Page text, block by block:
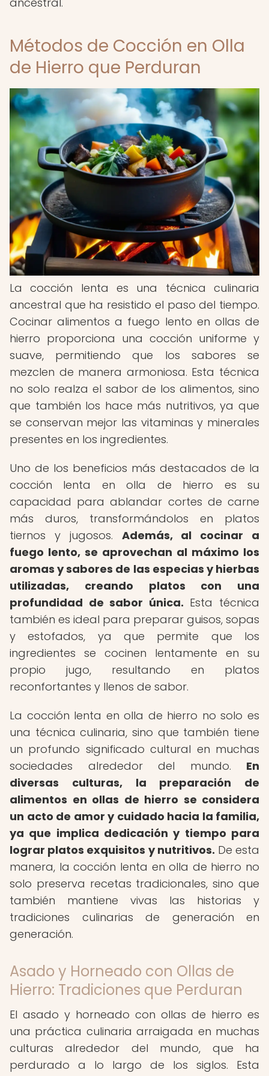
Métodos de Cocción en Olla
de Hierro que Perduran
La cocción lenta es una técnica culinaria
ancestral que ha resistido el paso del tiempo.
Cocinar alimentos a fuego lento en ollas de
hierro proporciona una cocción uniforme y
suave, permitiendo que los sabores se
mezclen de manera armoniosa. Esta técnica
no solo realza el sabor de los alimentos, sino
que también los hace más nutritivos, ya que
se conservan mejor las vitaminas y minerales
presentes en los ingredientes.
Uno de los beneficios más destacados de la
cocción lenta en olla de hierro es su
capacidad para ablandar cortes de carne
más duros, transformándolos en platos
tiernos y jugosos. Además, al cocinar a
fuego lento, se aprovechan al máximo los
aromas y sabores de las especias y hierbas
utilizadas, creando platos con una
profundidad de sabor única. Esta técnica
también es ideal para preparar guisos, sopas
y estofados, ya que permite que los
ingredientes se cocinen lentamente en su
propio jugo, resultando en platos
reconfortantes y llenos de sabor.
La cocción lenta en olla de hierro no solo es
una técnica culinaria, sino que también tiene
un profundo significado cultural en muchas
sociedades alrededor del mundo. En
diversas culturas, la preparación de
alimentos en ollas de hierro se considera
un acto de amor y cuidado hacia la familia,
ya que implica dedicación y tiempo para
lograr platos exquisitos y nutritivos. De esta
manera, la cocción lenta en olla de hierro no
solo preserva recetas tradicionales, sino que
también mantiene vivas las historias y
tradiciones culinarias de generación en
generación.
Asado y Horneado con Ollas de
Hierro: Tradiciones que Perduran
El asado y horneado con ollas de hierro es
una práctica culinaria arraigada en muchas
culturas alrededor del mundo, que ha
perdurado a lo largo de los siglos. Esta